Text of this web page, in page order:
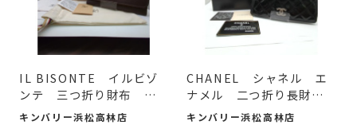
IL BISONTE イルビゾ
ンテ 三つ折り財布 買
取入...
キンバリー浜松高林店
CHANEL シャネル エ
ナメル 二つ折り長財
布 買...
キンバリー浜松高林店